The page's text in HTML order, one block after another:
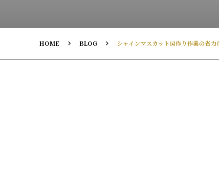
HOME keyboard_arrow_right BLOG keyboard_arrow_right シャインマスカット房作り作業の省